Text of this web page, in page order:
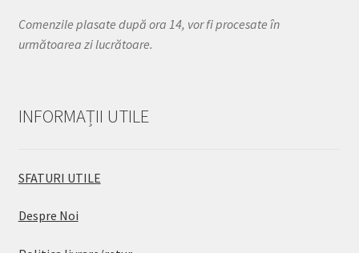
Comenzile plasate după ora 14, vor fi procesate în
următoarea zi lucrătoare.
INFORMAȚII UTILE
SFATURI UTILE
Despre Noi